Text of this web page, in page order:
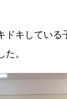
ドキしてい
。